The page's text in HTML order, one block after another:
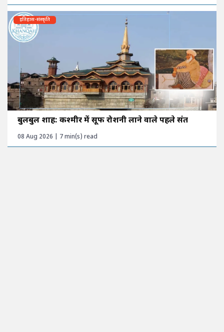
इतिहास-संस्कृति
बुलबुल शाह: कश्मीर में सूफी रोशनी लाने वाले पहले संत
08 Aug 2026 | 7 min(s) read